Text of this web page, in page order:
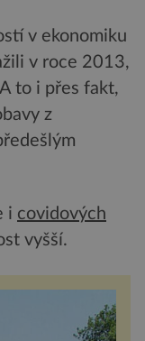
v ekonomiku
v roce 2013,
to i přes fakt,
z
i covidových
vyšší.